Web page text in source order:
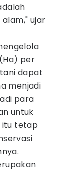
ujar
per
dapat
menjadi
para
untuk
itu tetap